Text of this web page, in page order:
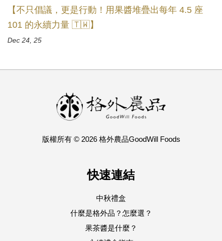
【不只倡議，更是行動！用果醬堆疊出每年 4.5 座
101 的永續力量 🇹🇼】
Dec 24, 25
版權所有 © 2026 格外農品GoodWill Foods
快速連結
中秋禮盒
什麼是格外品？怎麼選？
果茶醬是什麼？